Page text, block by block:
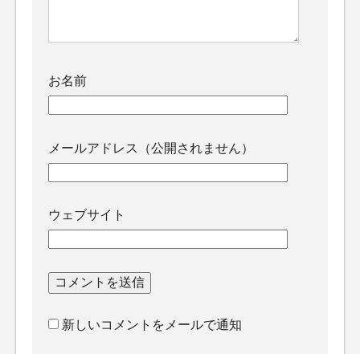
お名前
メールアドレス（公開されません）
ウェブサイト
新しいコメントをメールで通知